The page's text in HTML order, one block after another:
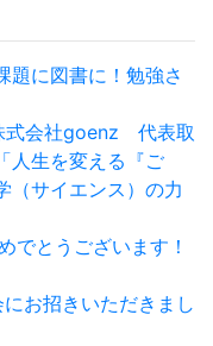
題に図書に！勉強さ
式会社goenz 代表取
生を変える『ご
（サイエンス）の力
でとうございます！
お招きいただきまし